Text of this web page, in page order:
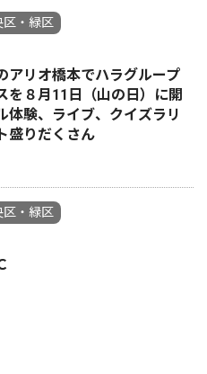
区・緑区
アリオ橋本でハラグループ
を８月11日（山の日）に開
験、ライブ、クイズラリ
盛りだくさん
区・緑区